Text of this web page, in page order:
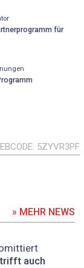
für
5ZYVR3PF
» MEHR NEWS
auch